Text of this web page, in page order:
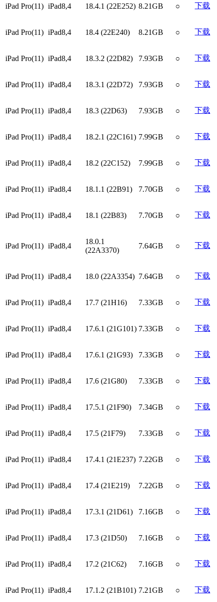
iPad Pro(11) iPad8,4 18.4.1 (22E252) 8.21GB ○ 下载
iPad Pro(11) iPad8,4 18.4 (22E240) 8.21GB ○ 下载
iPad Pro(11) iPad8,4 18.3.2 (22D82) 7.93GB ○ 下载
iPad Pro(11) iPad8,4 18.3.1 (22D72) 7.93GB ○ 下载
iPad Pro(11) iPad8,4 18.3 (22D63) 7.93GB ○ 下载
iPad Pro(11) iPad8,4 18.2.1 (22C161) 7.99GB ○ 下载
iPad Pro(11) iPad8,4 18.2 (22C152) 7.99GB ○ 下载
iPad Pro(11) iPad8,4 18.1.1 (22B91) 7.70GB ○ 下载
iPad Pro(11) iPad8,4 18.1 (22B83) 7.70GB ○ 下载
iPad Pro(11) iPad8,4
18.0.1
(22A3370)
7.64GB ○ 下载
iPad Pro(11) iPad8,4 18.0 (22A3354) 7.64GB ○ 下载
iPad Pro(11) iPad8,4 17.7 (21H16) 7.33GB ○ 下载
iPad Pro(11) iPad8,4 17.6.1 (21G101) 7.33GB ○ 下载
iPad Pro(11) iPad8,4 17.6.1 (21G93) 7.33GB ○ 下载
iPad Pro(11) iPad8,4 17.6 (21G80) 7.33GB ○ 下载
iPad Pro(11) iPad8,4 17.5.1 (21F90) 7.34GB ○ 下载
iPad Pro(11) iPad8,4 17.5 (21F79) 7.33GB ○ 下载
iPad Pro(11) iPad8,4 17.4.1 (21E237) 7.22GB ○ 下载
iPad Pro(11) iPad8,4 17.4 (21E219) 7.22GB ○ 下载
iPad Pro(11) iPad8,4 17.3.1 (21D61) 7.16GB ○ 下载
iPad Pro(11) iPad8,4 17.3 (21D50) 7.16GB ○ 下载
iPad Pro(11) iPad8,4 17.2 (21C62) 7.16GB ○ 下载
iPad Pro(11) iPad8,4 17.1.2 (21B101) 7.21GB ○ 下载